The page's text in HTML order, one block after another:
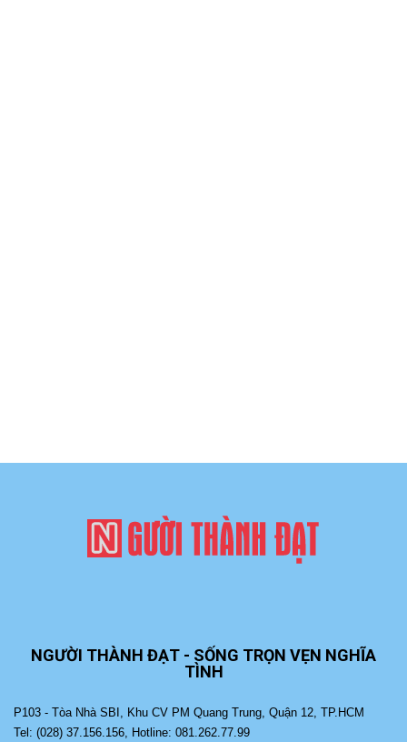
NGƯỜI THÀNH ĐẠT - SỐNG TRỌN VẸN NGHĨA
TÌNH
P103 - Tòa Nhà SBI, Khu CV PM Quang Trung, Quận 12, TP.HCM
Tel: (028) 37.156.156, Hotline: 081.262.77.99